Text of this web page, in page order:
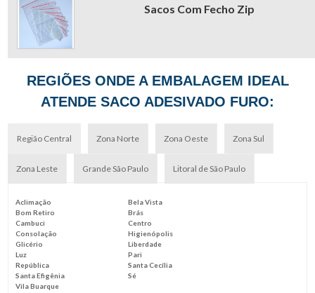
Sacos Com Fecho Zip
REGIÕES ONDE A EMBALAGEM IDEAL
ATENDE SACO ADESIVADO FURO:
Região Central Zona Norte Zona Oeste Zona Sul
Zona Leste Grande São Paulo Litoral de São Paulo
Aclimação
Bela Vista
Bom Retiro
Brás
Cambuci
Centro
Consolação
Higienópolis
Glicério
Liberdade
Luz
Pari
República
Santa Cecília
Santa Efigênia
Sé
Vila Buarque